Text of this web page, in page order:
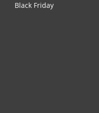
Black Friday